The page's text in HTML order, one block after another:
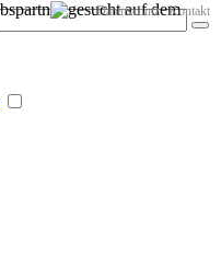
Datenschutz Kontakt